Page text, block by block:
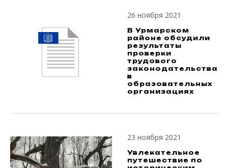
26 ноября 2021
В Урмарском
районе обсудили
результаты
проверки
трудового
законодательства
в
образовательных
организациях
23 ноября 2021
Увлекательное
путешествие по